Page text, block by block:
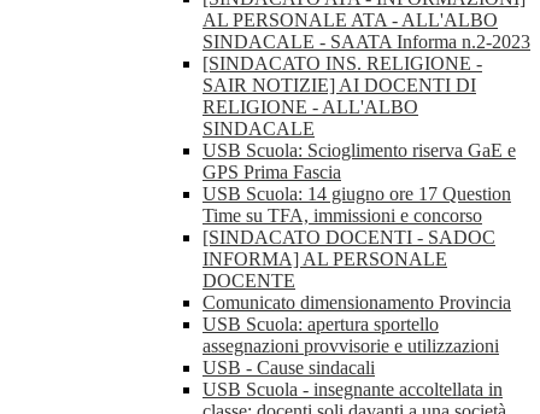
AL PERSONALE ATA - ALL'ALBO
SINDACALE - SAATA Informa n.2-2023
[SINDACATO INS. RELIGIONE -
SAIR NOTIZIE] AI DOCENTI DI
RELIGIONE - ALL'ALBO
SINDACALE
USB Scuola: Scioglimento riserva GaE e
GPS Prima Fascia
USB Scuola: 14 giugno ore 17 Question
Time su TFA, immissioni e concorso
[SINDACATO DOCENTI - SADOC
INFORMA] AL PERSONALE
DOCENTE
Comunicato dimensionamento Provincia
USB Scuola: apertura sportello
assegnazioni provvisorie e utilizzazioni
USB - Cause sindacali
USB Scuola - insegnante accoltellata in